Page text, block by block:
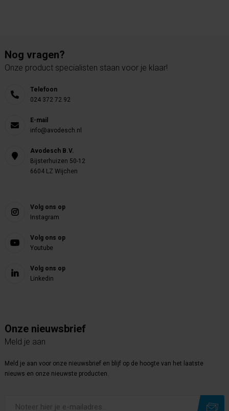
Nog vragen?
Onze product specialisten staan voor je klaar!
Telefoon
024 372 72 92
E-mail
info@avodesch.nl
Avodesch B.V.
Bijsterhuizen 50-12
6604 LZ Wijchen
Volg ons op
Instagram
Volg ons op
Youtube
Volg ons op
Linkedin
Onze nieuwsbrief
Meld je aan
Meld je aan voor onze nieuwsbrief en blijf op de hoogte van het laatste
nieuws en onze nieuwste producten.